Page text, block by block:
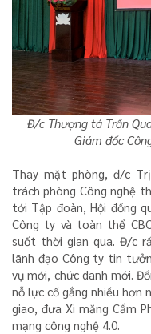
Đ/c Thượng tá Trần
Giám đốc
Thay mặt phòng, đ/c
trách phòng Công nghệ
tới Tập đoàn, Hội đồng
Công ty và toàn thể
suốt thời gian qua. Đ/c
lãnh đạo Công ty tin
vụ mới, chức danh mới.
nỗ lực cố gắng nhiều
giao, đưa Xi măng Cẩm
mạng công nghệ 4.0.